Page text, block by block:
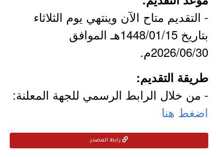
- التقديم متاح الآن وينتهي يوم الثلاثاء
بتاريخ 1448/01/15هـ الموافق
2026/06/30م.
طريقة التقديم:
- من خلال الرابط الرسمي للجهة المعلنة:
اضغط هنا
رابط المصدر